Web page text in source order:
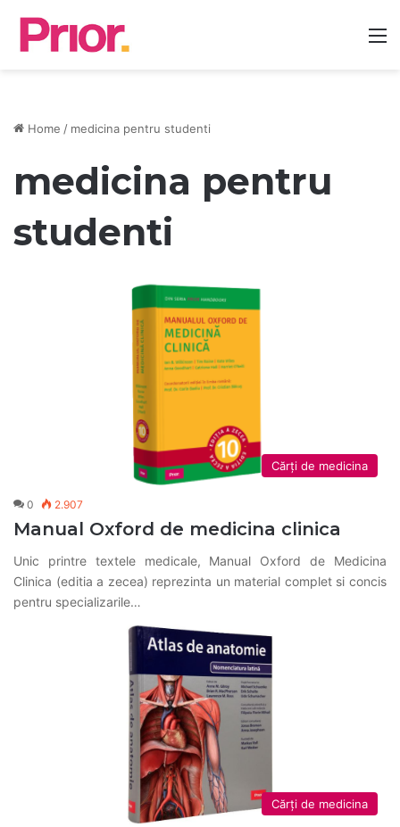
Home / medicina pentru studenti
medicina pentru
studenti
Cărți de medicina
0 2.907
Manual Oxford de medicina clinica
Unic printre textele medicale, Manual Oxford de Medicina
Clinica (editia a zecea) reprezinta un material complet si concis
pentru specializarile…
Cărți de medicina